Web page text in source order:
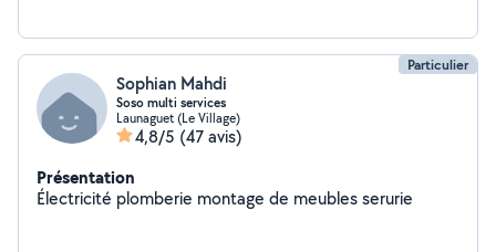
Particulier
Sophian Mahdi
Soso multi services
Launaguet (Le Village)
4,8/5 (47 avis)
Présentation
Électricité plomberie montage de meubles serurie